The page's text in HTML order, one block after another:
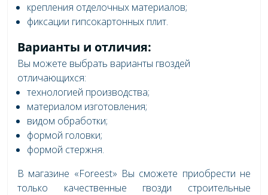
крепления отделочных материалов;
фиксации гипсокартонных плит.
Варианты и отличия:
Вы можете выбрать варианты гвоздей
отличающихся:
технологией производства;
материалом изготовления;
видом обработки;
формой головки;
формой стержня.
В магазине «Foreest» Вы сможете приобрести не
только качественные гвозди строительные